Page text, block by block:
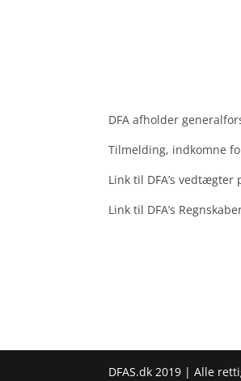
DFA afholder
Tilmelding, indkomne
Link til DFA’s vedtægter
Link til DFA’s
DFAS.dk 2019 | Alle